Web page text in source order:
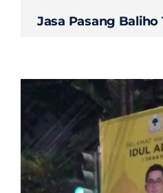
Jasa Pasang Baliho